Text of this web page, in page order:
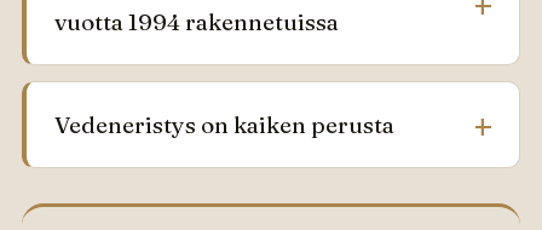
vuotta 1994 rakennetuissa
Vedeneristys on kaiken perusta